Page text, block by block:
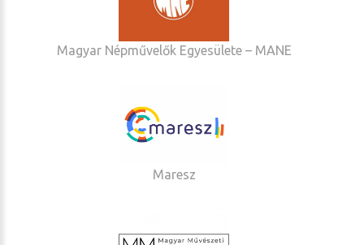
Magyar Népművelők Egyesülete – MANE
Maresz